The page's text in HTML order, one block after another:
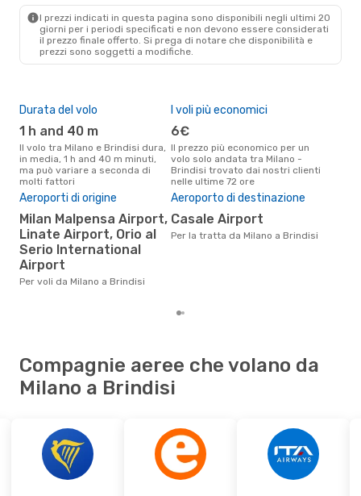
I prezzi indicati in questa pagina sono disponibili negli ultimi 20
giorni per i periodi specificati e non devono essere considerati
il ​​prezzo finale offerto. Si prega di notare che disponibilità e
prezzi sono soggetti a modifiche.
Durata del volo
1 h and 40 m
Il volo tra Milano e Brindisi dura,
in media, 1 h and 40 m minuti,
ma può variare a seconda di
molti fattori
I voli più economici
6€
Il prezzo più economico per un
volo solo andata tra Milano -
Brindisi trovato dai nostri clienti
nelle ultime 72 ore
Aeroporti di origine
Milan Malpensa Airport,
Linate Airport, Orio al
Serio International
Airport
Per voli da Milano a Brindisi
Aeroporto di destinazione
Casale Airport
Per la tratta da Milano a Brindisi
Compagnie aeree che volano da
Milano a Brindisi